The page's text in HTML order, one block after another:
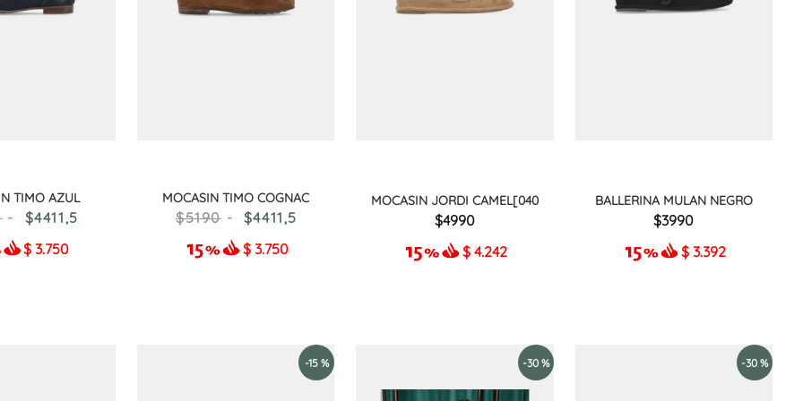
TIMO AZUL
4411,5
$ 3.750
MOCASIN TIMO COGNAC
5190 4411,5
$ 3.750
MOCASIN JORDI CAMEL[040
4990
$ 4.242
BALLERINA MULAN NEGRO
3990
$ 3.392
-15 % -30 % -30 %
adelaida